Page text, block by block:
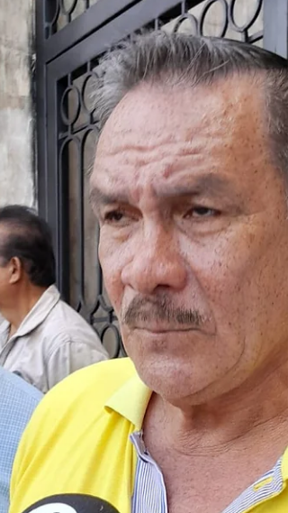
del aumento salarial del 10%. José Luis
Reyes Mendoza, portavoz del bloque
democrático de jubilados, acusó la falta
voluntad